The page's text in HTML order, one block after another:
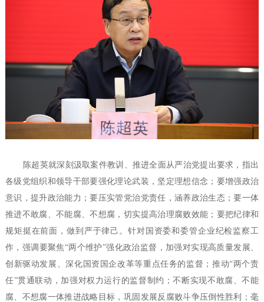
陈超英就深刻汲取案件教训、推进全面从严治党提出要求，指出
各级党组织和领导干部要强化理论武装，坚定理想信念；要增强政治
意识，提升政治能力；要压实管党治党责任，涵养政治生态；要一体
推进不敢腐、不能腐、不想腐，切实提高治理腐败效能；要把纪律和
规矩挺在前面，做到严于律己。针对国资委和委管企业纪检监察工
作，强调要聚焦“两个维护”强化政治监督，加强对实现高质量发展、
创新驱动发展、深化国资国企改革等重点任务的监督；推动“两个责
任”贯通联动，加强对权力运行的监督制约；不断实现不敢腐、不能
腐、不想腐一体推进战略目标，巩固发展反腐败斗争压倒性胜利；毫